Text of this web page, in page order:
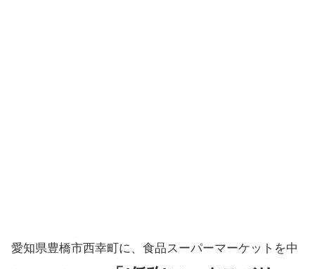
愛知県豊橋市西幸町に、食品スーパーマーケットを中